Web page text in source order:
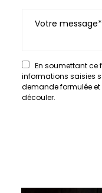
En soumettant ce
informations saisies
demande formulée
découler.